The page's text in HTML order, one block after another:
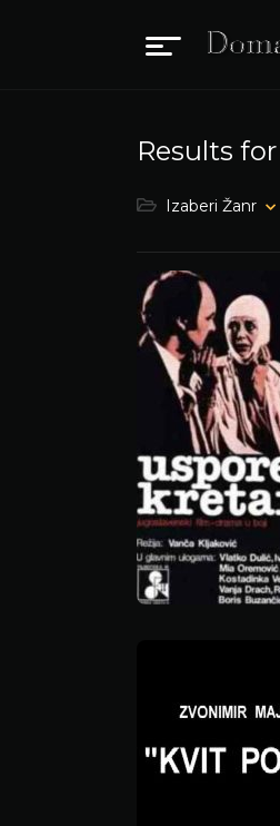
Results for
Izaberi Žanr